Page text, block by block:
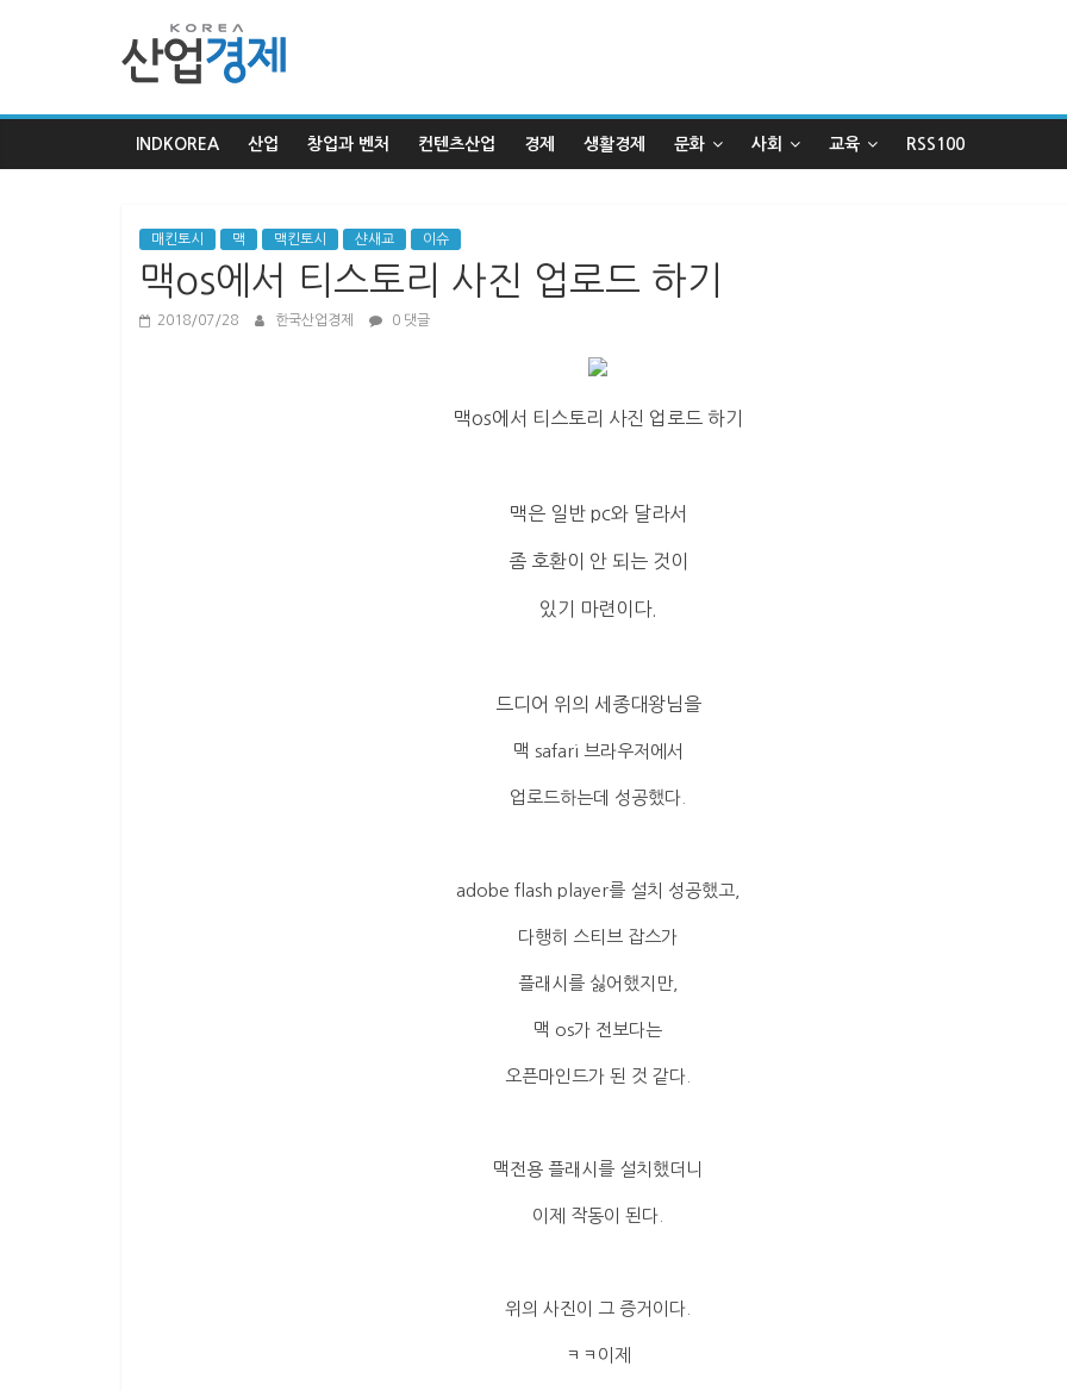
한
국
산
업
경
INDKOREA 산업 창업과 벤처 컨텐츠산업 경제 생활경제 문화 사회 교육 RSS100
매킨토시 맥 맥킨토시 샨새교 이슈
맥os에서 티스토리 사진 업로드 하기
2018/07/28 한국산업경제 0 댓글
맥os에서 티스토리 사진 업로드 하기
맥은 일반 pc와 달라서
좀 호환이 안 되는 것이
있기 마련이다.
드디어 위의 세종대왕님을
맥 safari 브라우저에서
업로드하는데 성공했다.
adobe flash player를 설치 성공했고,
다행히 스티브 잡스가
플래시를 싫어했지만,
맥 os가 전보다는
오픈마인드가 된 것 같다.
맥전용 플래시를 설치했더니
이제 작동이 된다.
위의 사진이 그 증거이다.
ㅋㅋ이제